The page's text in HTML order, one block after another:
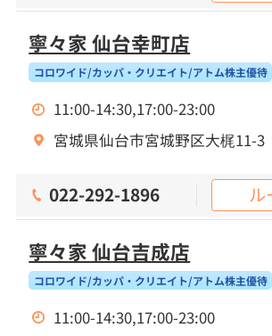
寧々家 仙台幸町店
コロワイド/カッパ・クリエイト/アトム株主優待
11:00-14:30,17:00-23:00
宮城県仙台市宮城野区大梶11-3
022-292-1896 ル
寧々家 仙台吉成店
コロワイド/カッパ・クリエイト/アトム株主優待
11:00-14:30,17:00-23:00